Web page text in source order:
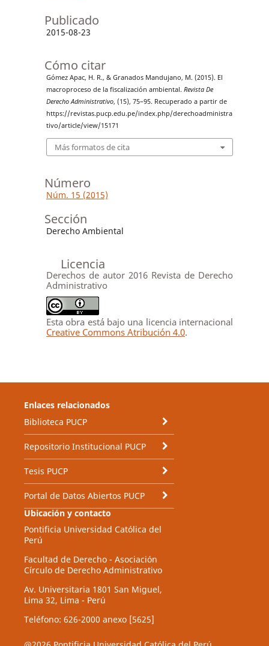
Publicado
2015-08-23
Cómo citar
Gómez Apac, H. R., & Granados Mandujano, M. (2015). El
macroproceso de la fiscalización ambiental. Revista De
Derecho Administrativo, (15), 75–95. Recuperado a partir de
https://revistas.pucp.edu.pe/index.php/derechoadministra
tivo/article/view/15171
Más formatos de cita
Número
Núm. 15 (2015)
Sección
Derecho Ambiental
Licencia
Derechos de autor 2016 Revista de Derecho
Administrativo
Esta obra está bajo una licencia internacional
Creative Commons Atribución 4.0.
Enlaces relacionados
Biblioteca PUCP
Repositorio Institucional PUCP
Tesis PUCP
Portal de Datos Abiertos PUCP
Ubicación y contacto
Pontificia Universidad Católica del
Perú
Facultad de Derecho - Asociación
Círculo de Derecho Administrativo
Av. Universitaria 1801 San Miguel,
Lima 32, Lima - Perú
Teléfono: 626-2000 anexo [5625]